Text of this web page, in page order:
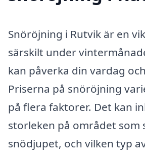
Snöröjning i Rutvik är en
särskilt under
kan påverka din vardag
Priserna på snöröjning
på flera faktorer. Det kan
storleken på området som
snödjupet, och vilken typ